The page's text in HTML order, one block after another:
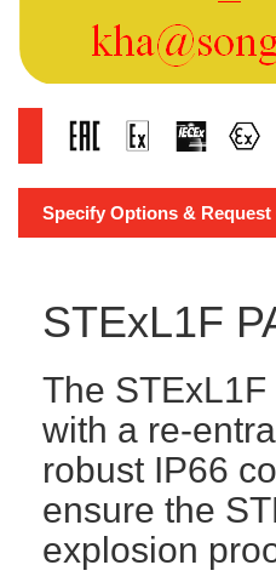
Specify Options & Request
STExL1F
The
with a re-
robust IP66
ensure the
explosion